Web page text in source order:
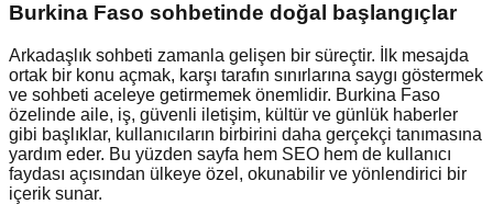
Burkina Faso sohbetinde doğal başlangıçlar
Arkadaşlık sohbeti zamanla gelişen bir süreçtir. İlk mesajda
ortak bir konu açmak, karşı tarafın sınırlarına saygı göstermek
ve sohbeti aceleye getirmemek önemlidir. Burkina Faso
özelinde aile, iş, güvenli iletişim, kültür ve günlük haberler
gibi başlıklar, kullanıcıların birbirini daha gerçekçi tanımasına
yardım eder. Bu yüzden sayfa hem SEO hem de kullanıcı
faydası açısından ülkeye özel, okunabilir ve yönlendirici bir
içerik sunar.